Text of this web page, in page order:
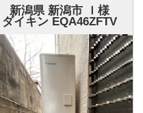
新潟県 新潟市 Ｉ様
ダイキン EQA46ZFTV